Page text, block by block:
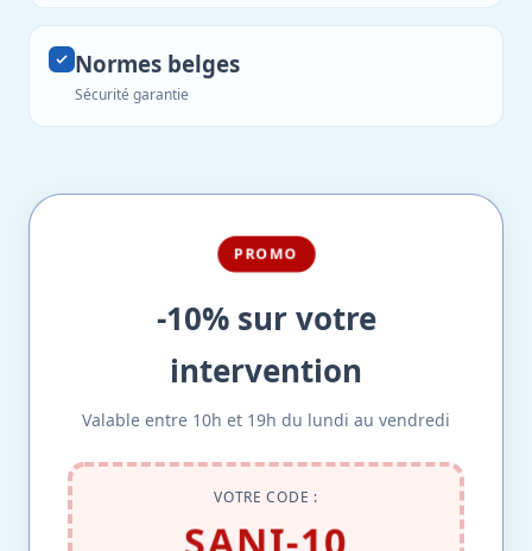
Normes belges
Sécurité garantie
PROMO
-10% sur votre
intervention
Valable entre 10h et 19h du lundi au vendredi
VOTRE CODE :